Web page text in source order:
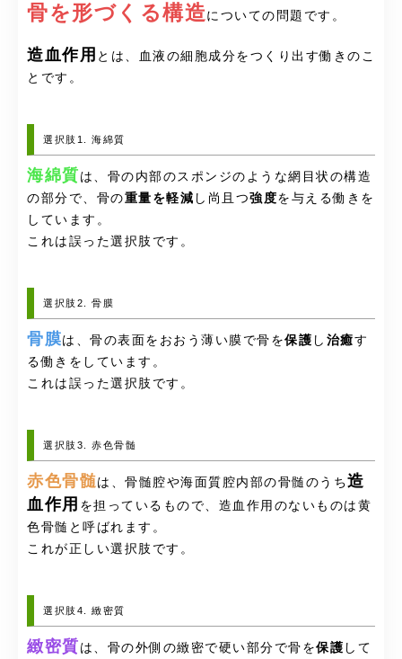
骨を形づくる構造 についての問題です。
造血作用 とは、血液の細胞成分をつくり出す働きのこ
とです。
選択肢1. 海綿質
海綿質 は、骨の内部のスポンジのような網目状の構造
の部分で、骨の重量を軽減 し尚且つ強度を与える働きを
しています。
これは誤った選択肢です。
選択肢2. 骨膜
骨膜は、骨の表面をおおう薄い膜で骨を保護 し 治癒す
る働きをしています。
これは誤った選択肢です。
選択肢3. 赤色骨髄
赤色骨髄は、骨髄腔や海面質腔内部の骨髄のうち造
血作用 を担っているもので、造血作用のないものは黄
色骨髄と呼ばれます。
これが正しい選択肢です。
選択肢4. 緻密質
緻密質 は、骨の外側の緻密で硬い部分で骨を保護 して